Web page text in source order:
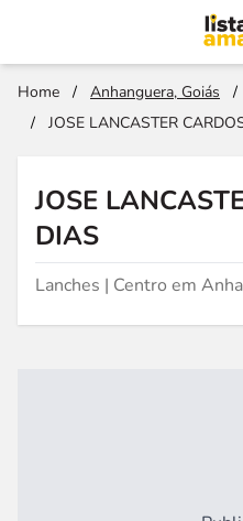
Home / Anhanguera, Goiás /
/
JOSE LANCASTER
JOSE
DIAS
Lanches | Centro em